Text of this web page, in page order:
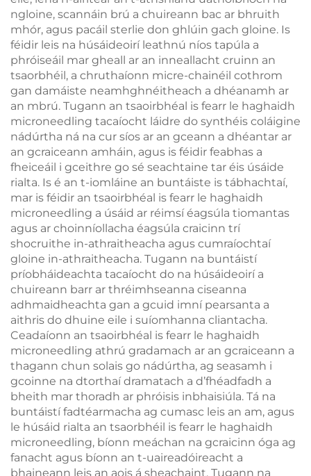
ngloine, scannáin brú a chuireann bac ar bhruith
mhór, agus pacáil sterlie don ghlúin gach gloine. Is
féidir leis na húsáideoirí leathnú níos tapúla a
phróiseáil mar gheall ar an inneallacht cruinn an
tsaorbhéil, a chruthaíonn micre-chainéil cothrom
gan damáiste neamhghnéitheach a dhéanamh ar
an mbrú. Tugann an tsaoirbhéal is fearr le haghaidh
microneedling tacaíocht láidre do synthéis coláigine
nádúrtha ná na cur síos ar an gceann a dhéantar ar
an gcraiceann amháin, agus is féidir feabhas a
fheiceáil i gceithre go sé seachtaine tar éis úsáide
rialta. Is é an t-iomláine an buntáiste is tábhachtaí,
mar is féidir an tsaoirbhéal is fearr le haghaidh
microneedling a úsáid ar réimsí éagsúla tiomantas
agus ar choinníollacha éagsúla craicinn trí
shocruithe in-athraitheacha agus cumraíochtaí
gloine in-athraitheacha. Tugann na buntáistí
príobháideachta tacaíocht do na húsáideoirí a
chuireann barr ar thréimhseanna ciseanna
adhmaidheachta gan a gcuid imní pearsanta a
aithris do dhuine eile i suíomhanna cliantacha.
Ceadaíonn an tsaoirbhéal is fearr le haghaidh
microneedling athrú gradamach ar an gcraiceann a
thagann chun solais go nádúrtha, ag seasamh i
gcoinne na dtorthaí dramatach a d’fhéadfadh a
bheith mar thoradh ar phróisis inbhaisiúla. Tá na
buntáistí fadtéarmacha ag cumasc leis an am, agus
le húsáid rialta an tsaorbhéil is fearr le haghaidh
microneedling, bíonn meáchan na gcraicinn óga ag
fanacht agus bíonn an t-uaireadóireacht a
bhaineann leis an aois á sheachaint. Tugann na